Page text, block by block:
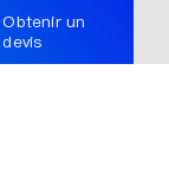
Obtenir un
devis